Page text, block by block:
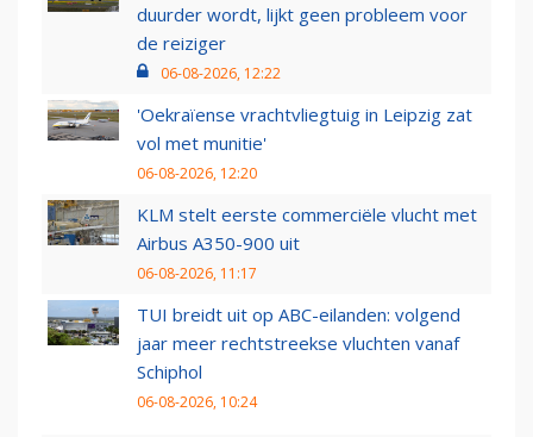
duurder wordt, lijkt geen probleem voor
de reiziger
06-08-2026, 12:22
'Oekraïense vrachtvliegtuig in Leipzig zat
vol met munitie'
06-08-2026, 12:20
KLM stelt eerste commerciële vlucht met
Airbus A350-900 uit
06-08-2026, 11:17
TUI breidt uit op ABC-eilanden: volgend
jaar meer rechtstreekse vluchten vanaf
Schiphol
06-08-2026, 10:24